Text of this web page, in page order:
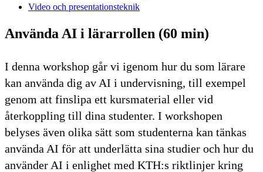
Video och presentationsteknik
Använda AI i lärarrollen (60 min)
I denna workshop går vi igenom hur du som lärare
kan använda dig av AI i undervisning, till exempel
genom att finslipa ett kursmaterial eller vid
återkoppling till dina studenter. I workshopen
belyses även olika sätt som studenterna kan tänkas
använda AI för att underlätta sina studier och hur du
använder AI i enlighet med KTH:s riktlinjer kring